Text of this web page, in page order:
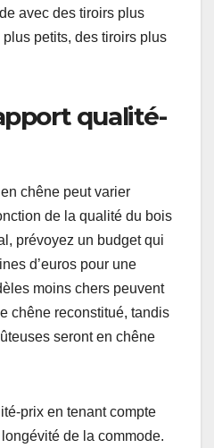
avec des tiroirs plus
petits, des tiroirs plus
qualité-
chêne peut varier
de la qualité du bois
prévoyez un budget qui
d’euros pour une
moins chers peuvent
chêne reconstitué, tandis
seront en chêne
prix en tenant compte
de la commode.